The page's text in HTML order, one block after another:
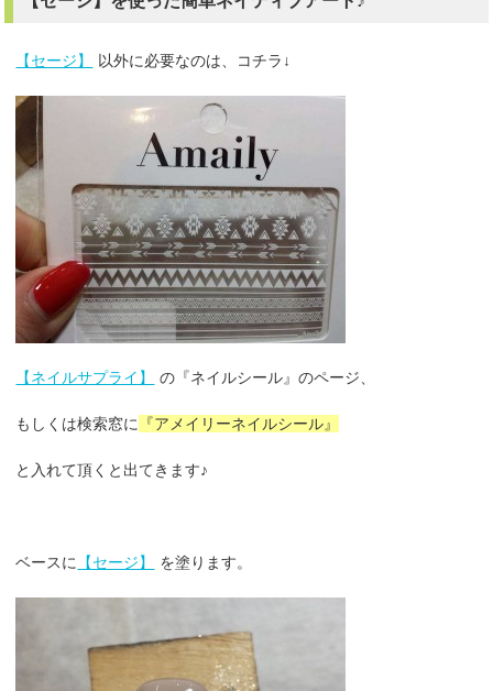
【セージ】 以外に必要なのは、コチラ↓
【ネイルサプライ】 の『ネイルシール』のページ、
もしくは検索窓に 『アメイリーネイルシール』
と入れて頂くと出てきます♪
ベースに 【セージ】 を塗ります。